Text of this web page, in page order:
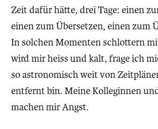
Zeit dafür hätte, drei Tage: einen
einen zum Übersetzen, einen zum
In solchen Momenten schlottern
wird mir heiss und kalt, frage ich
so astronomisch weit von
entfernt bin. Meine Kolleginnen
machen mir Angst.